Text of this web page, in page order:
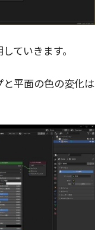
ていきます。
平面の色の変化は